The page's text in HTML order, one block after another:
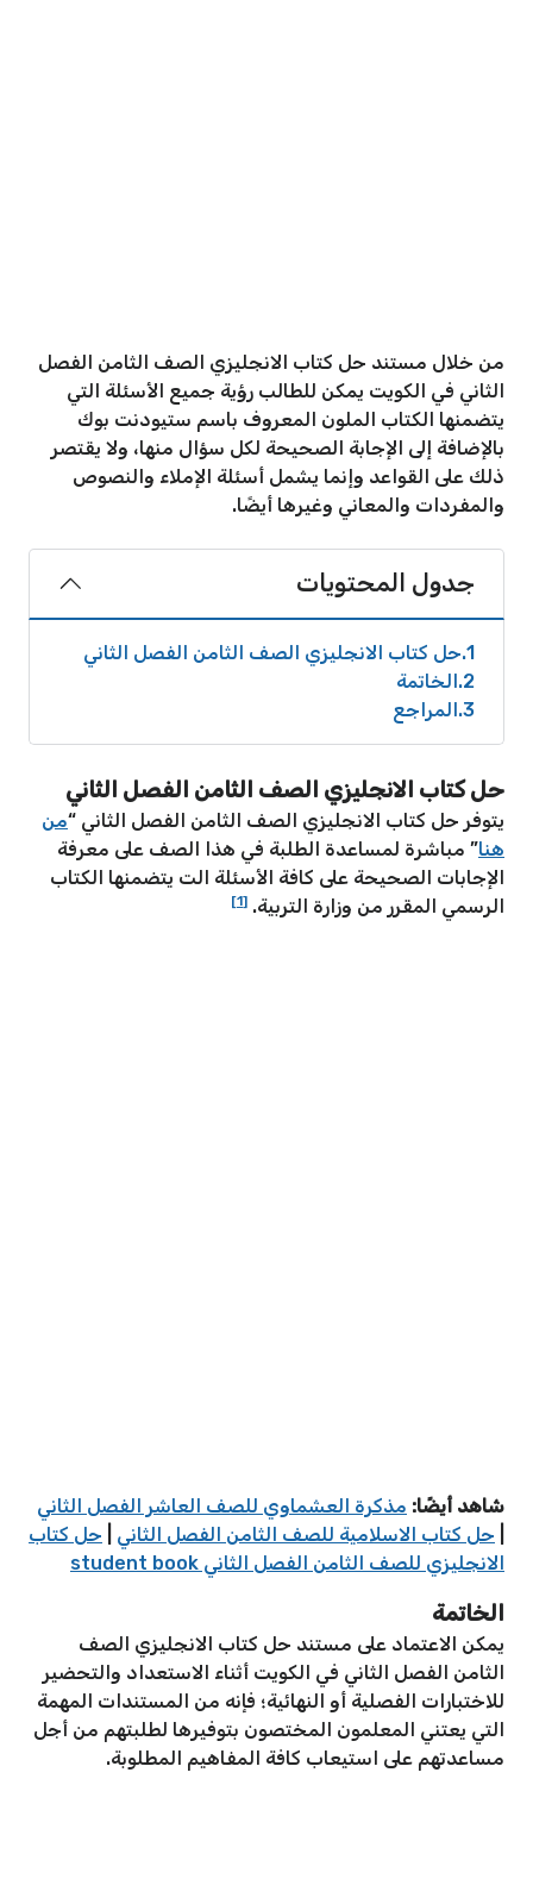
من خلال مستند حل كتاب الانجليزي الصف الثامن الفصل
الثاني في الكويت يمكن للطالب رؤية جميع الأسئلة التي
يتضمنها الكتاب الملون المعروف باسم ستيودنت بوك
بالإضافة إلى الإجابة الصحيحة لكل سؤال منها، ولا يقتصر
ذلك على القواعد وإنما يشمل أسئلة الإملاء والنصوص
والمفردات والمعاني وغيرها أيضًا.
جدول المحتويات
1 حل كتاب الانجليزي الصف الثامن الفصل الثاني
2 الخاتمة
3 المراجع
حل كتاب الانجليزي الصف الثامن الفصل الثاني
يتوفر حل كتاب الانجليزي الصف الثامن الفصل الثاني “من
هنا” مباشرة لمساعدة الطلبة في هذا الصف على معرفة
الإجابات الصحيحة على كافة الأسئلة الت يتضمنها الكتاب
الرسمي المقرر من وزارة التربية. [1]
شاهد أيضًا: مذكرة العشماوي للصف العاشر الفصل الثاني
حل كتاب الاسلامية للصف الثامن الفصل الثاني
حل كتاب
الانجليزي للصف الثامن الفصل الثاني student book
الخاتمة
يمكن الاعتماد على مستند حل كتاب الانجليزي الصف
الثامن الفصل الثاني في الكويت أثناء الاستعداد والتحضير
للاختبارات الفصلية أو النهائية؛ فإنه من المستندات المهمة
التي يعتني المعلمون المختصون بتوفيرها لطلبتهم من أجل
مساعدتهم على استيعاب كافة المفاهيم المطلوبة.